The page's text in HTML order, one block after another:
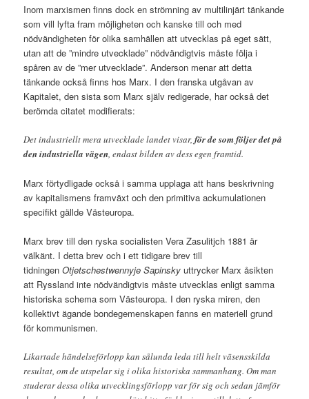
Inom marxismen finns dock en strömning av multilinjärt tänkande
som vill lyfta fram möjligheten och kanske till och med
nödvändigheten för olika samhällen att utvecklas på eget sätt,
utan att de ”mindre utvecklade” nödvändigtvis måste följa i
spåren av de ”mer utvecklade”. Anderson menar att detta
tänkande också finns hos Marx. I den franska utgåvan av
Kapitalet, den sista som Marx själv redigerade, har också det
berömda citatet modifierats:
Det industriellt mera utvecklade landet visar,för de som följer det på
den industriella vägen, endast bilden av dess egen framtid.
Marx förtydligade också i samma upplaga att hans beskrivning
av kapitalismens framväxt och den primitiva ackumulationen
specifikt gällde Västeuropa.
Marx brev till den ryska socialisten Vera Zasulitjch 1881 är
välkänt. I detta brev och i ett tidigare brev till
tidningenOtjetschestwennyje Sapinsky uttrycker Marx åsikten
att Ryssland inte nödvändigtvis måste utvecklas enligt samma
historiska schema som Västeuropa. I den ryska miren, den
kollektivt ägande bondegemenskapen fanns en materiell grund
för kommunismen.
Likartade händelseförlopp kan sålunda leda till helt väsensskilda
resultat, om de utspelar sig i olika historiska sammanhang. Om man
studerar dessa olika utvecklingsförlopp var för sig och sedan jämför